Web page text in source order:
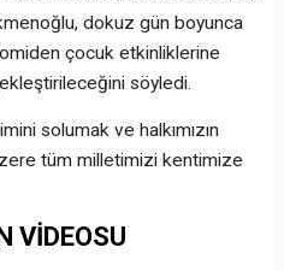
dokuz gün boyunca
çocuk etkinliklerine
söyledi.
solumak ve halkımızın
tüm milletimizi kentimize
VİDEOSU